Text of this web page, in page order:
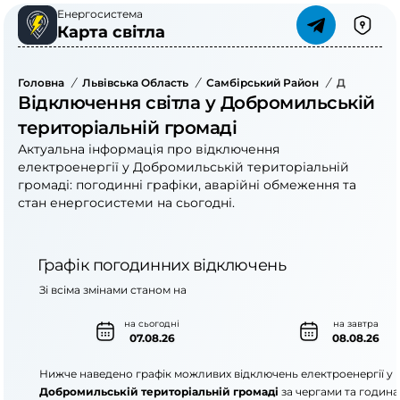
Енергосистема
Карта світла
Головна / Львівська Область / Самбірський Район /
Відключення світла у Добромильській
територіальній громаді
Актуальна інформація про відключення
електроенергії у Добромильській територіальній
громаді: погодинні графіки, аварійні обмеження та
стан енергосистеми на сьогодні.
Графік погодинних відключень
на сьогодні
07.08.26
на завтра
08.08.26
Зі всіма змінами станом на
Нижче наведено графік можливих відключень електроенергії у
Добромильській територіальній громаді за чергами та